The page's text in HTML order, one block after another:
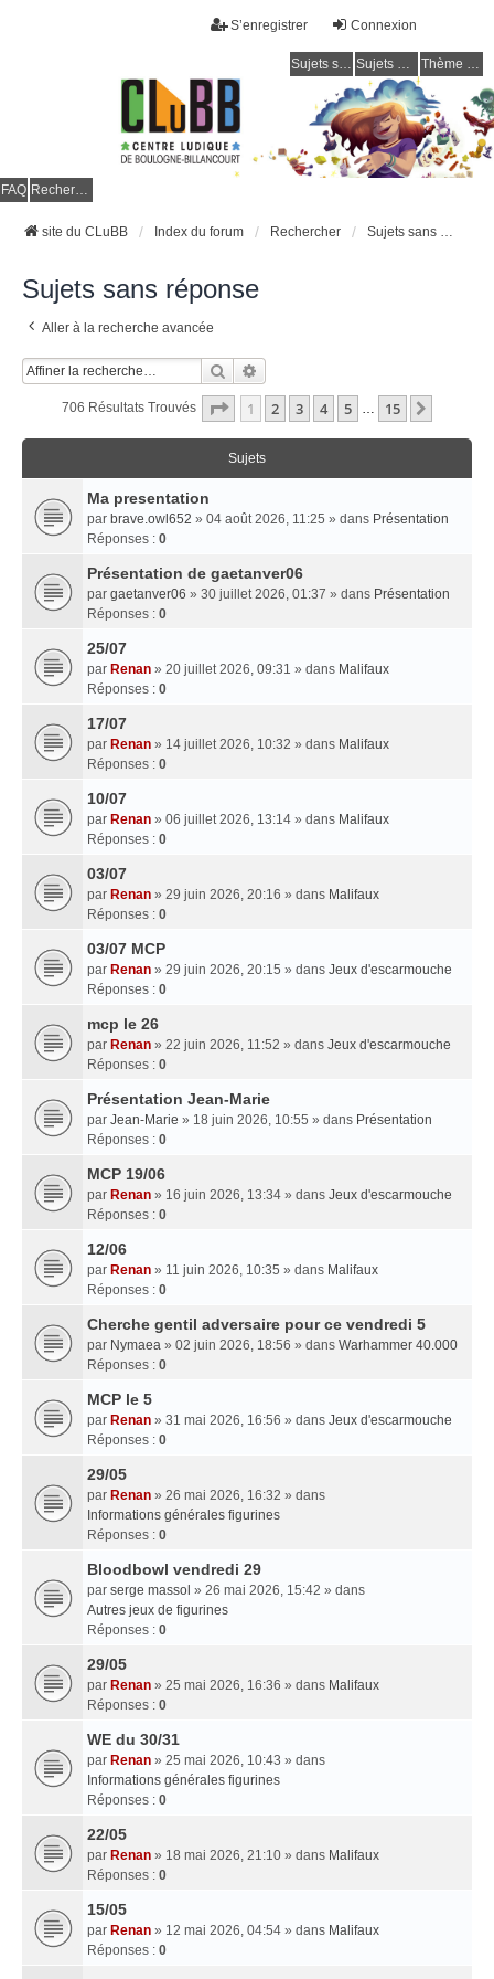
Connexion
S’enregistrer
Sujets sans réponse Sujets actifs Thème clair / foncé
FAQ Rechercher
site du CLuBB Index du forum Rechercher Sujets sans réponse
Sujets sans réponse
Aller à la recherche avancée
Rechercher
706 Résultats Trouvés Page 1Sur
1 2 3 4 5 … 15
Sujets
Ma presentation
par brave.owl652 » 04 août 2026, 11:25 » dans Présentation
Réponses : 0
Présentation de gaetanver06
par gaetanver06 » 30 juillet 2026, 01:37 » dans Présentation
Réponses : 0
25/07
par Renan » 20 juillet 2026, 09:31 » dans Malifaux
Réponses : 0
17/07
par Renan » 14 juillet 2026, 10:32 » dans Malifaux
Réponses : 0
10/07
par Renan » 06 juillet 2026, 13:14 » dans Malifaux
Réponses : 0
03/07
par Renan » 29 juin 2026, 20:16 » dans Malifaux
Réponses : 0
03/07 MCP
par Renan » 29 juin 2026, 20:15 » dans Jeux d'escarmouche
Réponses : 0
mcp le 26
par Renan » 22 juin 2026, 11:52 » dans Jeux d'escarmouche
Réponses : 0
Présentation Jean-Marie
par Jean-Marie » 18 juin 2026, 10:55 » dans Présentation
Réponses : 0
MCP 19/06
par Renan » 16 juin 2026, 13:34 » dans Jeux d'escarmouche
Réponses : 0
12/06
par Renan » 11 juin 2026, 10:35 » dans Malifaux
Réponses : 0
Cherche gentil adversaire pour ce vendredi 5
par Nymaea » 02 juin 2026, 18:56 » dans Warhammer 40.000
Réponses : 0
MCP le 5
par Renan » 31 mai 2026, 16:56 » dans Jeux d'escarmouche
Réponses : 0
29/05
par Renan » 26 mai 2026, 16:32 » dans
Informations générales figurines
Réponses : 0
Bloodbowl vendredi 29
par serge massol » 26 mai 2026, 15:42 » dans
Autres jeux de figurines
Réponses : 0
29/05
par Renan » 25 mai 2026, 16:36 » dans Malifaux
Réponses : 0
WE du 30/31
par Renan » 25 mai 2026, 10:43 » dans
Informations générales figurines
Réponses : 0
22/05
par Renan » 18 mai 2026, 21:10 » dans Malifaux
Réponses : 0
15/05
par Renan » 12 mai 2026, 04:54 » dans Malifaux
Réponses : 0